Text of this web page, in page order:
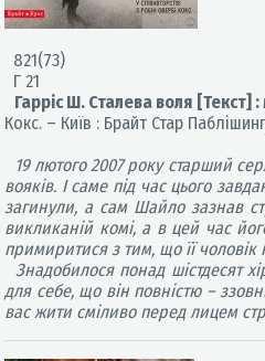
821(73)
Г 21
Гарріс Ш. Сталева воля
Кокс. – Київ : Брайт Стар
19 лютого 2007 року старший
вояків. І саме під час цього
загинули, а сам Шайло зазнав
викликаній комі, а в цей час
примиритися з тим, що її чоловік
Знадобилося понад шістдесят
для себе, що він повністю –
вас жити сміливо перед лицем